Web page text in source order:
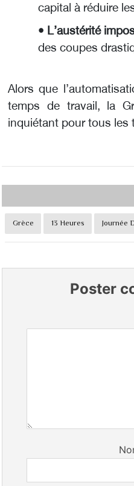
capital à réduire
• L’austérité
des coupes
Alors que
temps de travail, la
inquiétant pour tous les
Grèce 13 Heures Journée
Poster